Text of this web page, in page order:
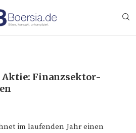
Aktie: Finanzsektor-
im laufenden Jahr einen